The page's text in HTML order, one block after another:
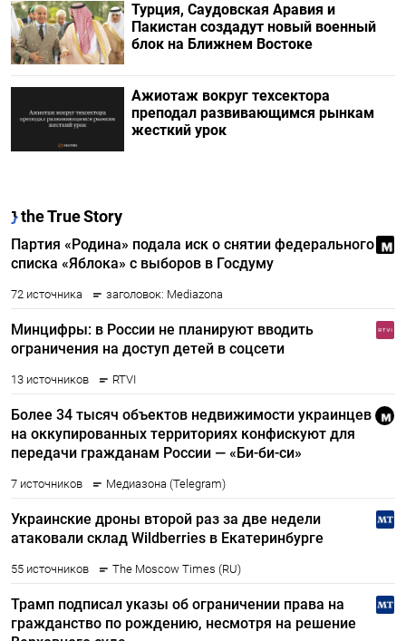
Турция, Саудовская Аравия и
Пакистан создадут новый военный
блок на Ближнем Востоке
Ажиотаж вокруг техсектора
преподал развивающимся рынкам
жесткий урок